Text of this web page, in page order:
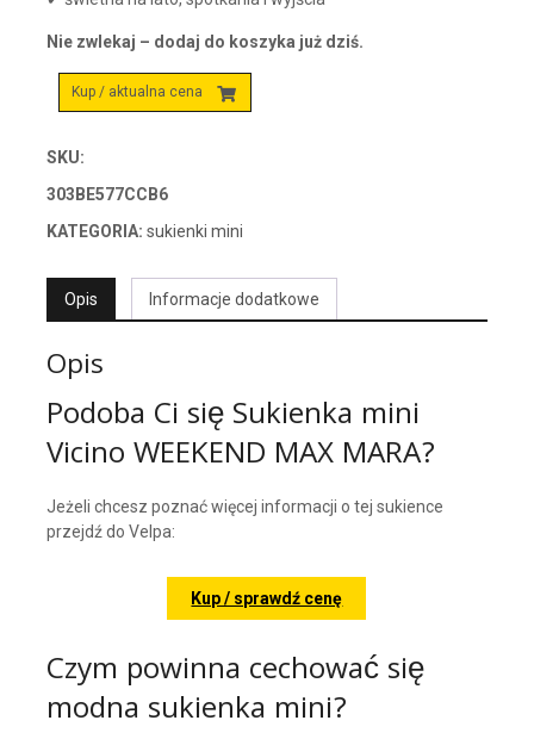
Nie zwlekaj – dodaj do koszyka już dziś.
Kup / aktualna cena
SKU:
303BE577CCB6
KATEGORIA: sukienki mini
Opis Informacje dodatkowe
Opis
Podoba Ci się Sukienka mini
Vicino WEEKEND MAX MARA?
Jeżeli chcesz poznać więcej informacji o tej sukience
przejdź do Velpa:
Kup / sprawdź cenę
Czym powinna cechować się
modna sukienka mini?